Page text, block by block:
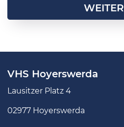
WEITER
VHS Hoyerswerda
Lausitzer Platz 4
02977 Hoyerswerda